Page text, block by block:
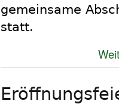
gemeinsame
statt.